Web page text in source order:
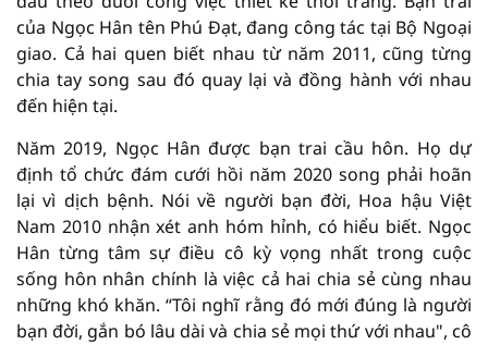
của Ngọc Hân tên Phú Đạt, đang công tác tại Bộ Ngoại
giao. Cả hai quen biết nhau từ năm 2011, cũng từng
chia tay song sau đó quay lại và đồng hành với nhau
đến hiện tại.
Năm 2019, Ngọc Hân được bạn trai cầu hôn. Họ dự
định tổ chức đám cưới hồi năm 2020 song phải hoãn
lại vì dịch bệnh. Nói về người bạn đời, Hoa hậu Việt
Nam 2010 nhận xét anh hóm hỉnh, có hiểu biết. Ngọc
Hân từng tâm sự điều cô kỳ vọng nhất trong cuộc
sống hôn nhân chính là việc cả hai chia sẻ cùng nhau
những khó khăn. “Tôi nghĩ rằng đó mới đúng là người
bạn đời, gắn bó lâu dài và chia sẻ mọi thứ với nhau", cô